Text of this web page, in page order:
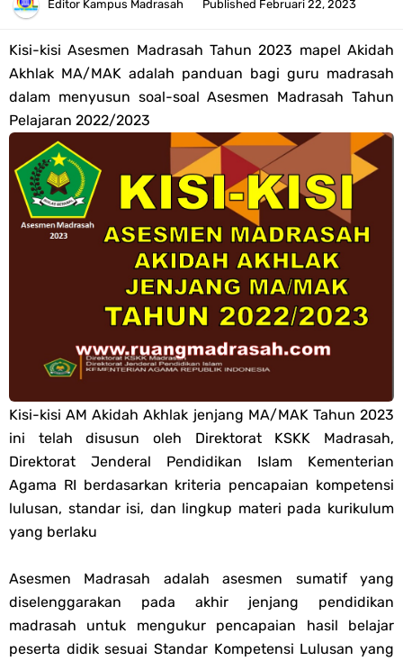
Tahun 2026
Bank Soal PAT Semester 2 Kelas 4 SD/MI Tahun 2026
Pendaftaran Akun Google Workspace bagi GTK Madrasah
Panduan GOOGLE WORKSPACE (GWS) Untuk Guru Madrasah
Bank Soal ASAT/PAT Kelas 5 SD/MI Kurikulum Merdeka Tahun 2026
Bank Soal PAT Kelas 6 SD/MI Semester 2 Kurikulum Merdeka Tahun
2026
Kisi-kisi Soal US/UM Jenjang SD/MI Tahun 2026 Lengkap
POS UM Jenjang MI, MTs Dan MA Tahun 2026
PPG 2025
Jawaban Tugas Mandiri Dan Tugas Refleksi Modul Pedagogik Fiqih
PPG 2025
Akhlak PPG 2025
Jawaban Tugas Mandiri Dan Tugas Refleksi Modul Pedagogik Al-
Editor Kampus Madrasah Published Februari 22, 2023
Kisi-kisi Asesmen Madrasah Tahun 2023 mapel Akidah
Akhlak MA/MAK adalah panduan bagi guru madrasah
dalam menyusun soal-soal Asesmen Madrasah Tahun
Pelajaran 2022/2023
Kisi-kisi AM Akidah Akhlak jenjang MA/MAK Tahun 2023
ini telah disusun oleh Direktorat KSKK Madrasah,
Direktorat Jenderal Pendidikan Islam Kementerian
Agama RI berdasarkan kriteria pencapaian kompetensi
lulusan, standar isi, dan lingkup materi pada kurikulum
yang berlaku
Asesmen Madrasah adalah asesmen sumatif yang
diselenggarakan pada akhir jenjang pendidikan
madrasah untuk mengukur pencapaian hasil belajar
peserta didik sesuai Standar Kompetensi Lulusan yang